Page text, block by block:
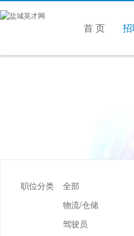
首 页
职位分类 全部
物流/仓储
驾驶员